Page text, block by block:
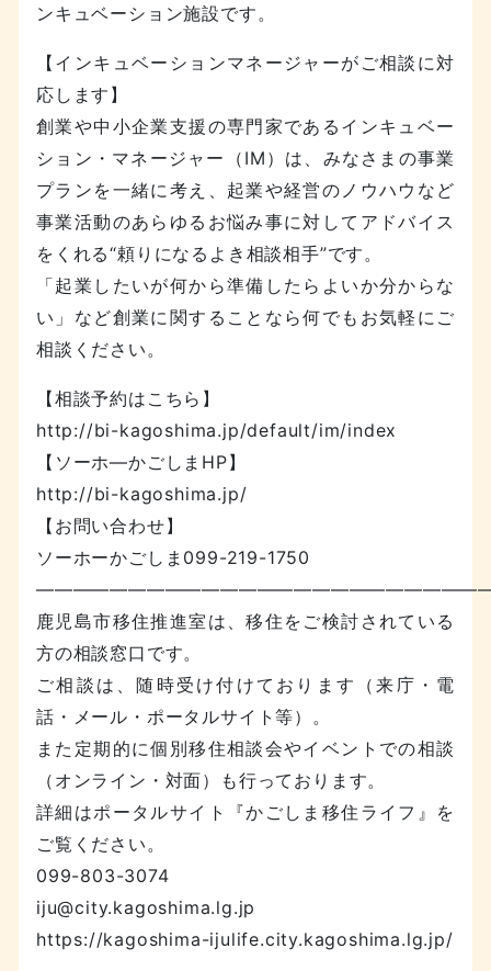
ンキュベーション施設です。
【インキュベーションマネージャーがご相談に対
応します】
創業や中小企業支援の専門家であるインキュベー
ション・マネージャー（IM）は、みなさまの事業
プランを一緒に考え、起業や経営のノウハウなど
事業活動のあらゆるお悩み事に対してアドバイス
をくれる“頼りになるよき相談相手”です。
「起業したいが何から準備したらよいか分からな
い」など創業に関することなら何でもお気軽にご
相談ください。
【相談予約はこちら】
http://bi-kagoshima.jp/default/im/index
【ソーホ―かごしまHP】
http://bi-kagoshima.jp/
【お問い合わせ】
ソーホーかごしま099-219-1750
鹿児島市移住推進室は、移住をご検討されている
方の相談窓口です。
ご相談は、随時受け付けております（来庁・電
話・メール・ポータルサイト等）。
また定期的に個別移住相談会やイベントでの相談
（オンライン・対面）も行っております。
詳細はポータルサイト『かごしま移住ライフ』を
ご覧ください。
099-803-3074
iju@city.kagoshima.lg.jp
https://kagoshima-ijulife.city.kagoshima.lg.jp/